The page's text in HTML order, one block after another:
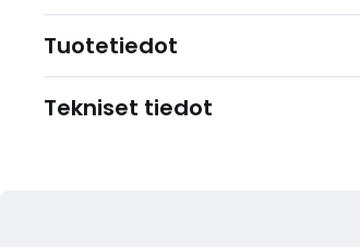
Tuotetiedot
Tekniset tiedot